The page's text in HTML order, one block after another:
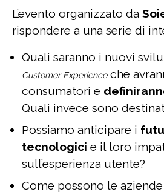
L’evento organizzato da
rispondere a una serie di
Quali saranno i nuovi
Customer Experienceche
consumatori e
Quali invece sono
Possiamo anticipare i
tecnologici e il loro
sull’esperienza utente?
Come possono le